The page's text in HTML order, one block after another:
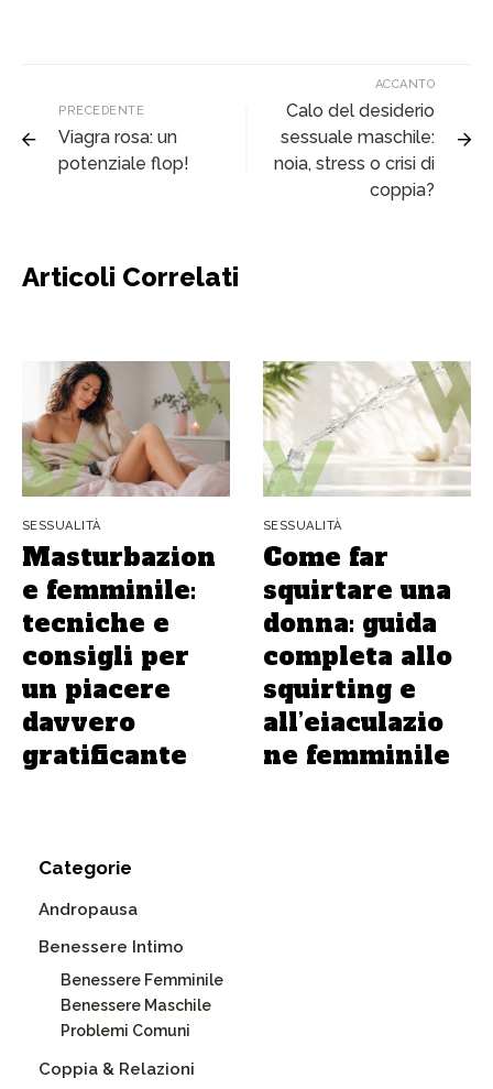
PRECEDENTE
Viagra rosa: un
potenziale flop!
ACCANTO
Calo del desiderio
sessuale maschile:
noia, stress o crisi di
coppia?
Articoli Correlati
SESSUALITÀ
Masturbazion
e femminile:
tecniche e
consigli per
un piacere
davvero
gratificante
SESSUALITÀ
Come far
squirtare una
donna: guida
completa allo
squirting e
all’eiaculazio
ne femminile
Categorie
Andropausa
Benessere Intimo
Benessere Femminile
Benessere Maschile
Problemi Comuni
Coppia & Relazioni